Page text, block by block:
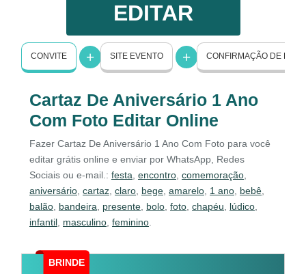
EDITAR
CONVITE SITE EVENTO CONFIRMAÇÃO DE
Cartaz De Aniversário 1 Ano
Com Foto Editar Online
Fazer Cartaz De Aniversário 1 Ano Com Foto para você
editar grátis online e enviar por WhatsApp, Redes
Sociais ou e-mail.: festa encontro comemoração
aniversário cartaz claro bege amarelo 1 ano bebê
balão bandeira presente bolo foto chapéu lúdico
infantil masculino feminino
BRINDE